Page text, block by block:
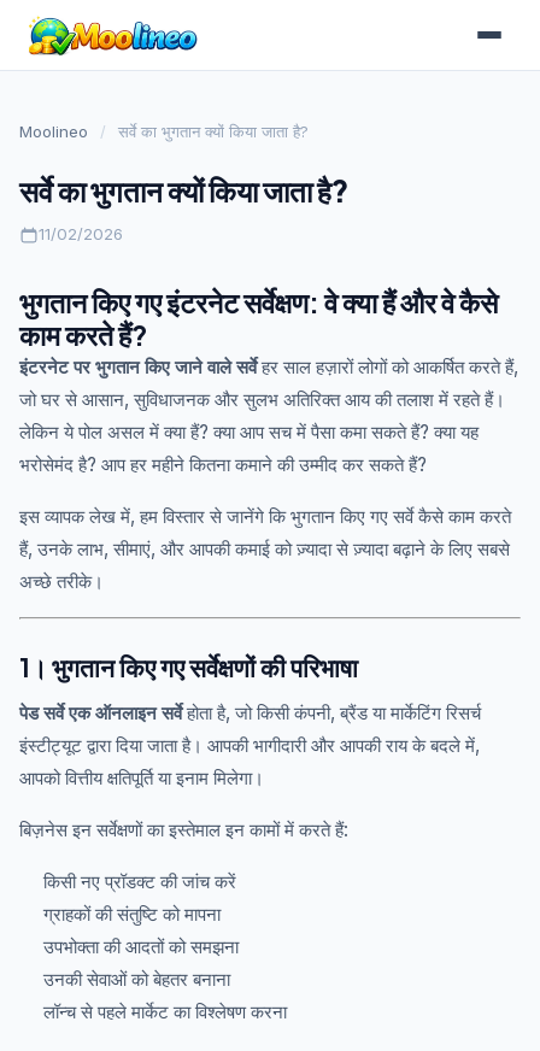
Moolineo / सर्वे का भुगतान क्यों किया जाता है?
सर्वे का भुगतान क्यों किया जाता है?
11/02/2026
भुगतान किए गए इंटरनेट सर्वेक्षण: वे क्या हैं और वे कैसे
काम करते हैं?
इंटरनेट पर भुगतान किए जाने वाले सर्वेहर साल हज़ारों लोगों को आकर्षित करते हैं,
जो घर से आसान, सुविधाजनक और सुलभ अतिरिक्त आय की तलाश में रहते हैं।
लेकिन ये पोल असल में क्या हैं? क्या आप सच में पैसा कमा सकते हैं? क्या यह
भरोसेमंद है? आप हर महीने कितना कमाने की उम्मीद कर सकते हैं?
इस व्यापक लेख में, हम विस्तार से जानेंगे कि भुगतान किए गए सर्वे कैसे काम करते
हैं, उनके लाभ, सीमाएं, और आपकी कमाई को ज़्यादा से ज़्यादा बढ़ाने के लिए सबसे
अच्छे तरीके।
1। भुगतान किए गए सर्वेक्षणों की परिभाषा
पेड सर्वे एक ऑनलाइन सर्वेहोता है, जो किसी कंपनी, ब्रैंड या मार्केटिंग रिसर्च
इंस्टीट्यूट द्वारा दिया जाता है। आपकी भागीदारी और आपकी राय के बदले में,
आपको वित्तीय क्षतिपूर्ति या इनाम मिलेगा।
बिज़नेस इन सर्वेक्षणों का इस्तेमाल इन कामों में करते हैं:
किसी नए प्रॉडक्ट की जांच करें
ग्राहकों की संतुष्टि को मापना
उपभोक्ता की आदतों को समझना
उनकी सेवाओं को बेहतर बनाना
लॉन्च से पहले मार्केट का विश्लेषण करना